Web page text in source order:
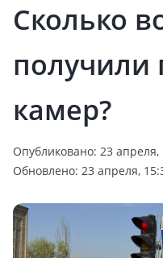
Сколько
получили
камер?
Опубликовано: 23 апреля,
Обновлено: 23 апреля,